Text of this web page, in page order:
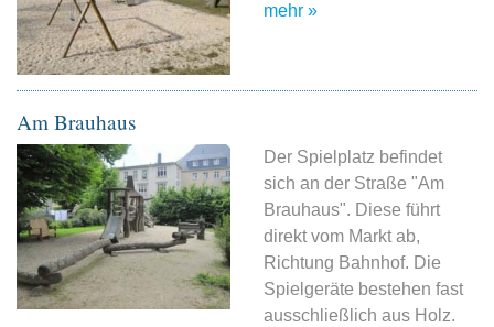
mehr »
Am Brauhaus
Der Spielplatz befindet
sich an der Straße "Am
Brauhaus". Diese führt
direkt vom Markt ab,
Richtung Bahnhof. Die
Spielgeräte bestehen fast
ausschließlich aus Holz.